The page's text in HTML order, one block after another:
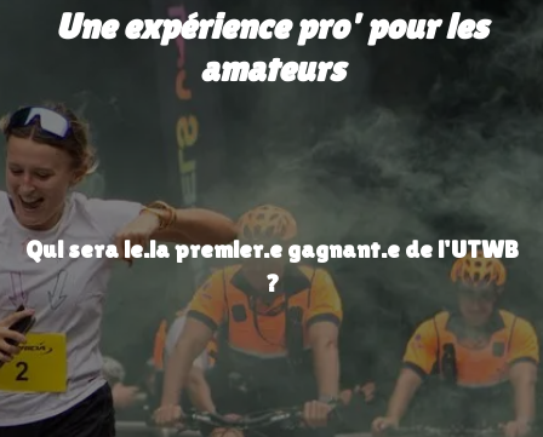
Une expérience pro' pour les
amateurs
Qui sera le.la premier.e gagnant.e de l'UTWB
?